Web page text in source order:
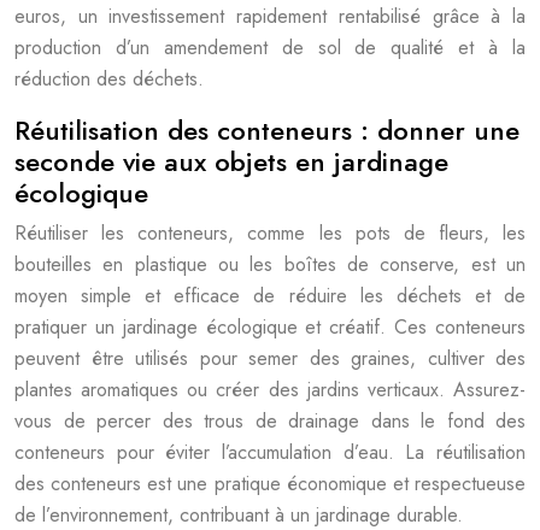
euros, un investissement rapidement rentabilisé grâce à la
production d’un amendement de sol de qualité et à la
réduction des déchets.
Réutilisation des conteneurs : donner une
seconde vie aux objets en jardinage
écologique
Réutiliser les conteneurs, comme les pots de fleurs, les
bouteilles en plastique ou les boîtes de conserve, est un
moyen simple et efficace de réduire les déchets et de
pratiquer un jardinage écologique et créatif. Ces conteneurs
peuvent être utilisés pour semer des graines, cultiver des
plantes aromatiques ou créer des jardins verticaux. Assurez-
vous de percer des trous de drainage dans le fond des
conteneurs pour éviter l’accumulation d’eau. La réutilisation
des conteneurs est une pratique économique et respectueuse
de l’environnement, contribuant à un jardinage durable.